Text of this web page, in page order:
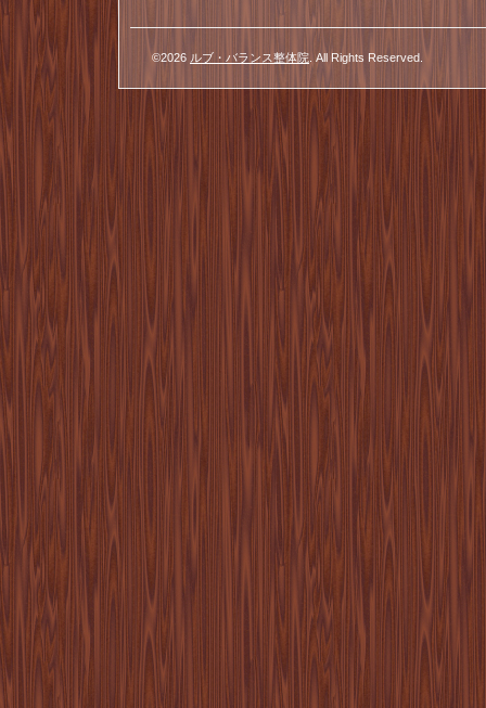
©2026 ルブ・バランス整体院 . All Rights Reserved.